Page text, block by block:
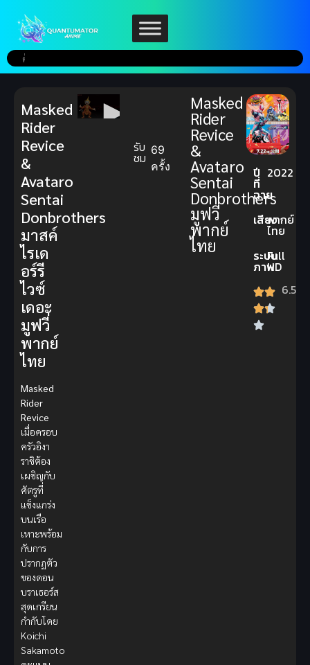
รับ
ชม 69
ครั้ง
Masked
Rider
Revice
&
Avataro
Sentai
Donbrothers
มูฟวี่
พากย์
ไทย
ปี
ที่
ฉาย
2022
เสียงพากย์
ไทย
ระบบ
ภาพ
Full
HD
6.5
Masked
Rider
Revice
&
Avataro
Sentai
Donbrothers
มาสค์
ไรเด
อร์รี
ไวซ์
เดอะ
มูฟวี่
พากย์
ไทย
Masked
Rider
Revice
เมื่อครอบ
ครัวอิงา
ราชิต้อง
เผชิญกับ
ศัตรูที่
แข็งแกร่ง
บนเรือ
เหาะพร้อม
กับการ
ปรากฏตัว
ของดอน
บราเธอร์ส
สุดเกรียน
กำกับโดย
Koichi
Sakamoto